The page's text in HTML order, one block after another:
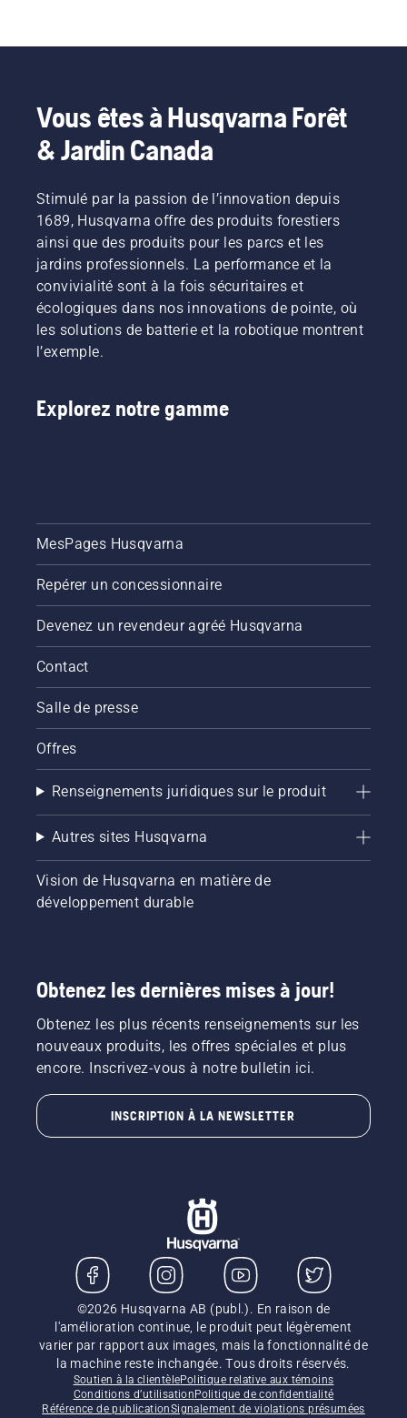
Vous êtes à Husqvarna Forêt
& Jardin Canada
Stimulé par la passion de l’innovation depuis
1689, Husqvarna offre des produits forestiers
ainsi que des produits pour les parcs et les
jardins professionnels. La performance et la
convivialité sont à la fois sécuritaires et
écologiques dans nos innovations de pointe, où
les solutions de batterie et la robotique montrent
l’exemple.
Explorez notre gamme
MesPages Husqvarna
Repérer un concessionnaire
Devenez un revendeur agréé Husqvarna
Contact
Salle de presse
Offres
Renseignements juridiques sur le produit
Autres sites Husqvarna
Vision de Husqvarna en matière de
développement durable
Obtenez les dernières mises à jour!
Obtenez les plus récents renseignements sur les
nouveaux produits, les offres spéciales et plus
encore. Inscrivez-vous à notre bulletin ici.
INSCRIPTION À LA NEWSLETTER
©2026 Husqvarna AB (publ.). En raison de
l'amélioration continue, le produit peut légèrement
varier par rapport aux images, mais la fonctionnalité de
la machine reste inchangée. Tous droits réservés.
Soutien à la clientèlePolitique relative aux témoins
Conditions d’utilisationPolitique de confidentialité
Référence de publicationSignalement de violations présumées